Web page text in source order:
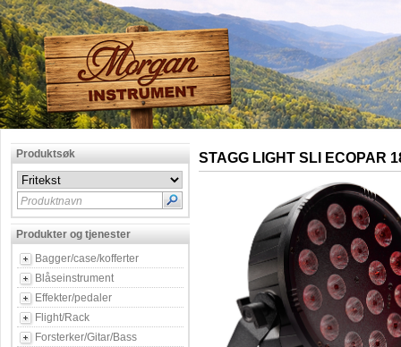
Produktsøk
Produktnavn
Produkter og tjenester
Bagger/case/kofferter
Blåseinstrument
Effekter/pedaler
Flight/Rack
Forsterker/Gitar/Bass
STAGG LIGHT SLI ECOPAR